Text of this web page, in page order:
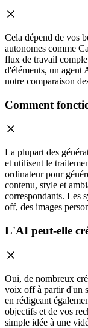
Cela dépend de vos
autonomes comme
flux de travail
d'éléments, un agent
notre comparaison
Comment
La plupart des
et utilisent le
ordinateur pour
contenu, style et
correspondants. Les
off, des images
L'AI peut-elle
Oui, de nombreux
voix off à partir d'un
en rédigeant
objectifs et de vos
simple idée à une